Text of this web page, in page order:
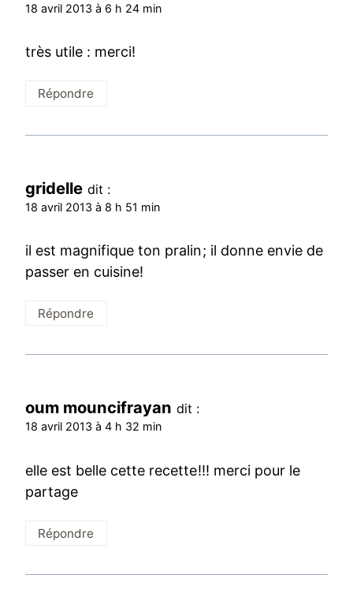
18 avril 2013 à 6 h 24 min
très utile : merci!
Répondre
gridelle dit :
18 avril 2013 à 8 h 51 min
il est magnifique ton pralin; il donne envie de
passer en cuisine!
Répondre
oum mouncifrayan dit :
18 avril 2013 à 4 h 32 min
elle est belle cette recette!!! merci pour le
partage
Répondre